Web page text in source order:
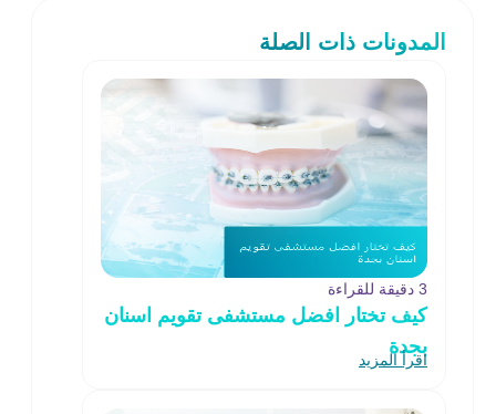
المدونات ذات الصلة
3 دقيقة للقراءة
كيف تختار افضل مستشفى تقويم اسنان
بجدة
اقرأ المزيد